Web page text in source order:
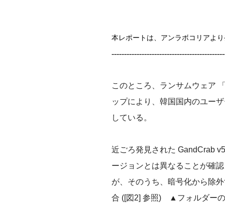
本レポートは、アンラボコリアよ
このところ、ランサムウェア
ップにより、韓国国内のユー
している。
近ごろ発見された GandCrab
ージョンとは異なることが確
が、そのうち、暗号化から除
合 ([図 2] 参照) ▲ フォルダー